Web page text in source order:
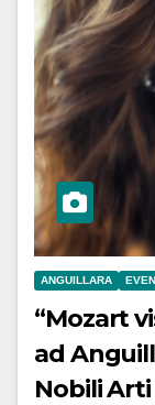
ANGUILLARA
“Mozart
ad
Nobili Arti